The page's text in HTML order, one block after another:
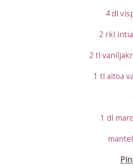
4 dl
2 rkl
2 tl
1 tl aitoa
1 dl